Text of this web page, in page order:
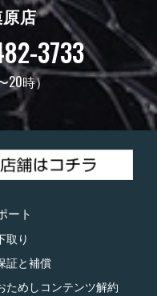
店
3733
20時）
ート
取り
証と補償
ためしコンテンツ解約